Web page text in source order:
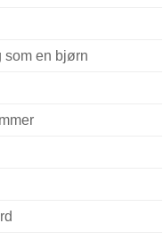
som en bjørn